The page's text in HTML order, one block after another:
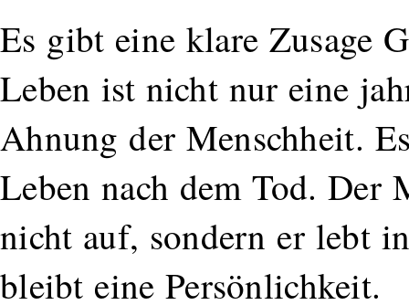
Es gibt eine klare Zusage
Leben ist nicht nur eine
Ahnung der Menschheit.
Leben nach dem Tod. Der
nicht auf, sondern er lebt
bleibt eine Persönlichkeit.